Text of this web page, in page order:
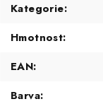
Kategorie:
Hmotnost:
EAN:
Barva: